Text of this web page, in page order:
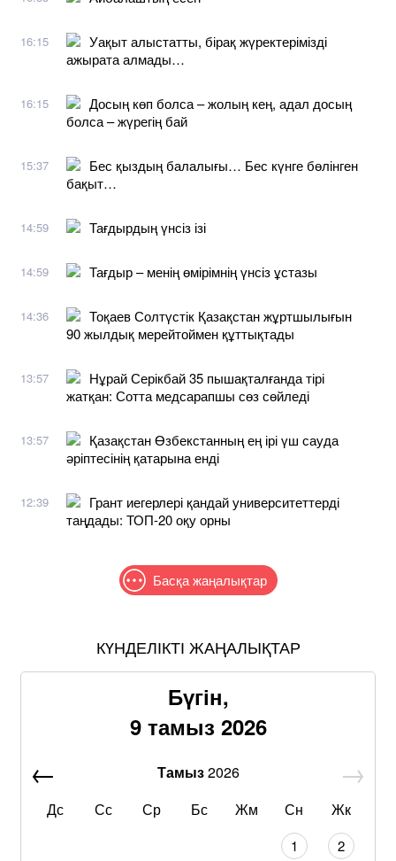
16:15
Уақыт алыстатты, бірақ жүректерімізді
ажырата алмады…
16:15
Досың көп болса – жолың кең, адал досың
болса – жүрегің бай
15:37
Бес қыздың балалығы… Бес күнге бөлінген
бақыт…
14:59 Тағдырдың үнсіз ізі
14:59 Тағдыр – менің өмірімнің үнсіз ұстазы
14:36
Тоқаев Солтүстік Қазақстан жұртшылығын
90 жылдық мерейтоймен құттықтады
13:57
Нұрай Серікбай 35 пышақталғанда тірі
жатқан: Сотта медсарапшы сөз сөйледі
13:57
Қазақстан Өзбекстанның ең ірі үш сауда
әріптесінің қатарына енді
12:39
Грант иегерлері қандай университеттерді
таңдады: ТОП-20 оқу орны
Басқа жаңалықтар
КҮНДЕЛІКТІ ЖАҢАЛЫҚТАР
Бүгін,
9 тамыз 2026
Тамыз2026
Дс
Сс Ср Бс Жм Сн Жк
1
2